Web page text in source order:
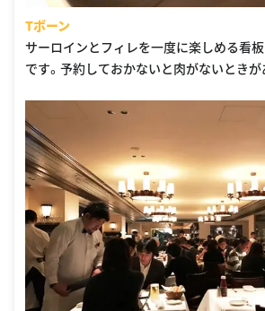
Tボーン
サーロインとフィレを一度に楽しめる看
です。予約しておかないと肉がないときが